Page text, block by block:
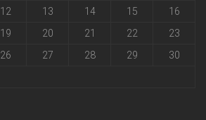
12 13 14 15
16
19 20 21 22
23
26 27 28 29
30